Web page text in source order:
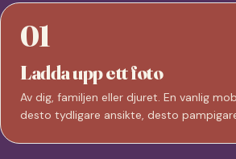
01
Ladda upp ett foto
Av dig, familjen eller djuret. En vanlig
desto tydligare ansikte, desto